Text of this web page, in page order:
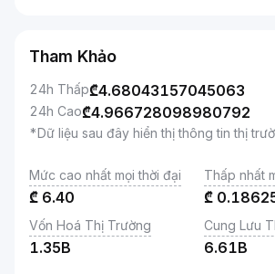
Tham Khảo
24h Thấp₾4.68043157045063
24h Cao₾4.966728098980792
*Dữ liệu sau đây hiển thị thông tin thị
Mức cao nhất mọi thời đại
₾ 6.40
Thấp nhất
₾
Vốn Hoá Thị Trường
1.35B
Cung Lưu
6.61B